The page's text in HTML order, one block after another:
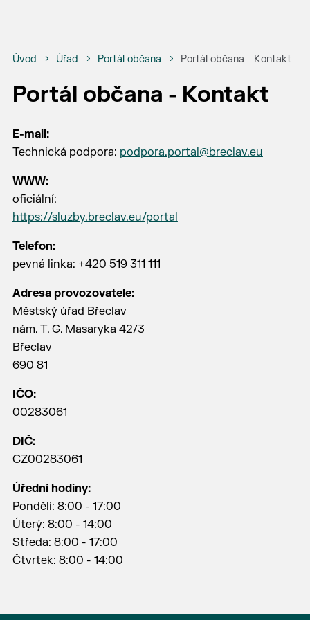
Úvod Úřad Portál občana Portál občana - Kontakt
Portál občana - Kontakt
E-mail:
Technická podpora: podpora.portal@breclav.eu
WWW:
oficiální:
https://sluzby.breclav.eu/portal
Telefon:
pevná linka: +420 519 311 111
Adresa provozovatele:
Městský úřad Břeclav
nám. T. G. Masaryka 42/3
Břeclav
690 81
IČO:
00283061
DIČ:
CZ00283061
Úřední hodiny:
Pondělí: 8:00 - 17:00
Úterý: 8:00 - 14:00
Středa: 8:00 - 17:00
Čtvrtek: 8:00 - 14:00